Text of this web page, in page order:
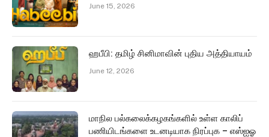
June 15, 2026
ஹபீபி: தமிழ் சினிமாவின் புதிய அத்தியாயம்
June 12, 2026
மாநில பல்கலைக்கழகங்களில் உள்ள காலிப்
பணியிடங்களை உடனடியாக நிரப்புக – எஸ்ஐஓ